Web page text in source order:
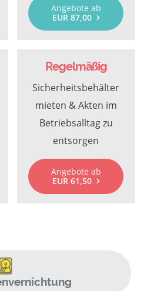
Angebote ab
EUR 87,00
Regelmäßig
Sicherheitsbehälter
mieten & Akten im
Betriebsalltag zu
entsorgen
Angebote ab
EUR 61,50